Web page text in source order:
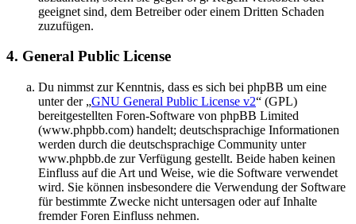
geeignet sind, dem Betreiber oder einem Dritten Schaden
zuzufügen.
4. General Public License
Du nimmst zur Kenntnis, dass es sich bei phpBB um eine
unter der „GNU General Public License v2“ (GPL)
bereitgestellten Foren-Software von phpBB Limited
(www.phpbb.com) handelt; deutschsprachige Informationen
werden durch die deutschsprachige Community unter
www.phpbb.de zur Verfügung gestellt. Beide haben keinen
Einfluss auf die Art und Weise, wie die Software verwendet
wird. Sie können insbesondere die Verwendung der Software
für bestimmte Zwecke nicht untersagen oder auf Inhalte
fremder Foren Einfluss nehmen.